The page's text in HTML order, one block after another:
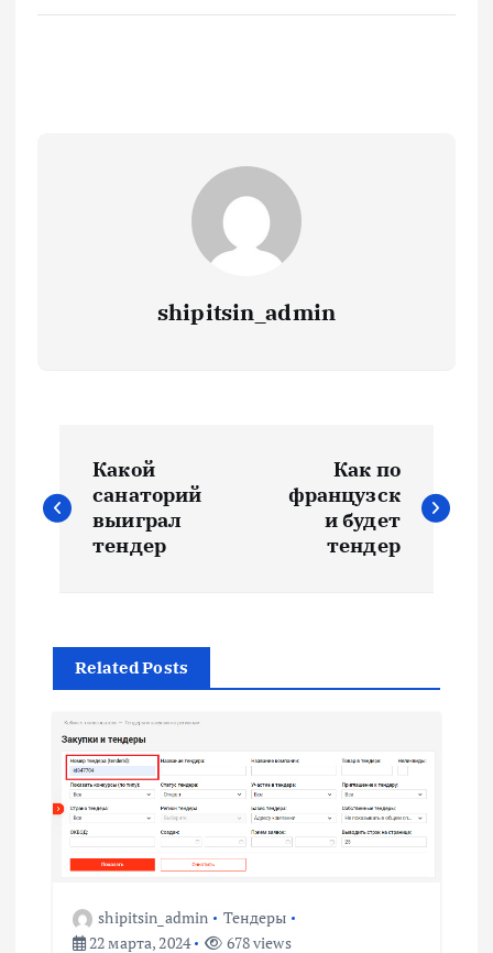
shipitsin_admin
а
г
ц
и
Какой
санаторий
выиграл
тендер
Как по
французск
и будет
тендер
Related Posts
shipitsin_admin
Тендеры
22 марта, 2024
678 views